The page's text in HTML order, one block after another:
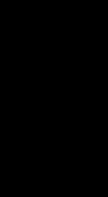
выбрала размер и
Довольна